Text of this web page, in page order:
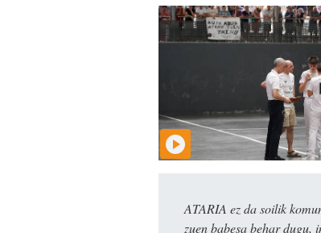
ATARIA ez da soilik
zuen babesa behar